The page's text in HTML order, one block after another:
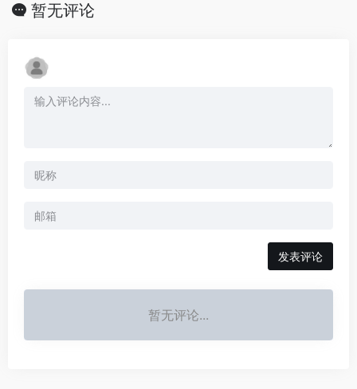
暂无评论
发表评论
暂无评论...